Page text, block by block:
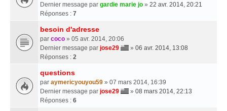
Dernier message par gardie marie jo » 22 avr. 2014, 20:21
Réponses : 7
besoin d'adresse
par coco » 05 avr. 2014, 20:06
Dernier message par jose29 » 06 avr. 2014, 13:08
Réponses : 2
questions
par aymericyouyou59 » 07 mars 2014, 16:39
Dernier message par jose29 » 08 mars 2014, 22:13
Réponses : 6